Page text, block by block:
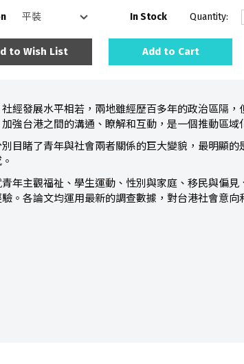
In Stock Quantity:
to Wish List Add to Cart
經發展水平相若，兩地雖經歷百多年的政治區隔
強台港之間的溝通、瞭解和互動，是一個推動區域
目睹了青年與社會兩者關係的巨大變貌，最明顯
年主觀福祉、學生運動、性別與家庭、移民與偏
。各論文均運用最新的調查數據，對台港社會意